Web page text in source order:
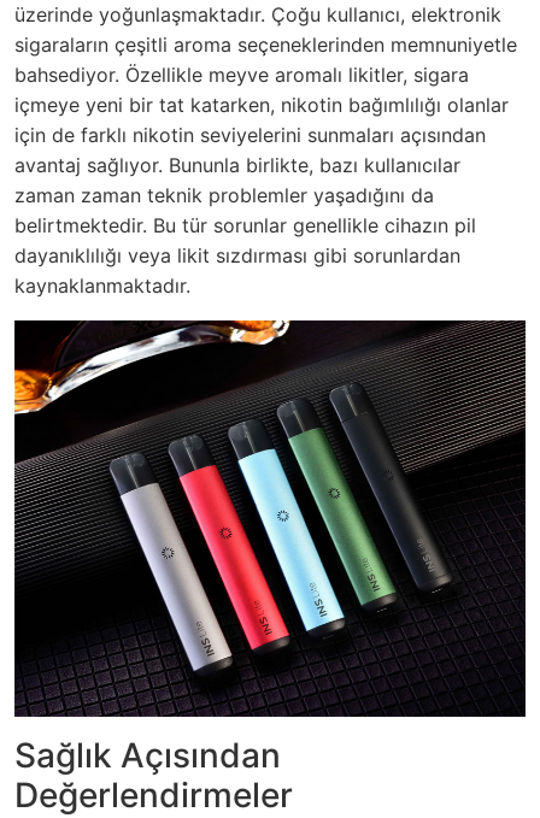
üzerinde yoğunlaşmaktadır. Çoğu kullanıcı, elektronik
sigaraların çeşitli aroma seçeneklerinden memnuniyetle
bahsediyor. Özellikle meyve aromalı likitler, sigara
içmeye yeni bir tat katarken, nikotin bağımlılığı olanlar
için de farklı nikotin seviyelerini sunmaları açısından
avantaj sağlıyor. Bununla birlikte, bazı kullanıcılar
zaman zaman teknik problemler yaşadığını da
belirtmektedir. Bu tür sorunlar genellikle cihazın pil
dayanıklılığı veya likit sızdırması gibi sorunlardan
kaynaklanmaktadır.
Sağlık Açısından
Değerlendirmeler